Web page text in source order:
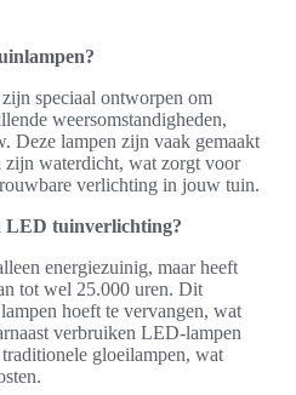
speciaal ontworpen om
weersomstandigheden,
Deze lampen zijn vaak gemaakt
zijn waterdicht, wat zorgt voor
verlichting in jouw tuin.
LED tuinverlichting?
energiezuinig, maar heeft
tot wel 25.000 uren. Dit
hoeft te vervangen, wat
verbruiken LED-lampen
gloeilampen, wat